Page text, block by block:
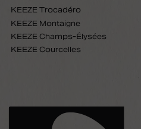
KEEZE Trocadéro
KEEZE Montaigne
KEEZE Champs-Élysées
KEEZE Courcelles